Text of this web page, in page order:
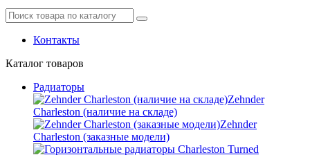
Контакты
Каталог товаров
Радиаторы
Zehnder
Charleston (наличие на складе)
Zehnder
Charleston (заказные модели)